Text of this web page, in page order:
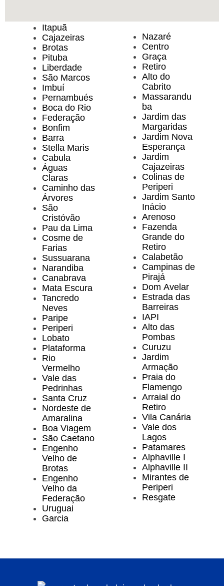
Itapuã
Cajazeiras
Brotas
Pituba
Liberdade
São Marcos
Imbuí
Pernambués
Boca do Rio
Federação
Bonfim
Barra
Stella Maris
Cabula
Águas
Claras
Caminho das
Árvores
São
Cristóvão
Pau da Lima
Cosme de
Farias
Sussuarana
Narandiba
Canabrava
Mata Escura
Tancredo
Neves
Paripe
Periperi
Lobato
Plataforma
Rio
Vermelho
Vale das
Pedrinhas
Santa Cruz
Nordeste de
Amaralina
Boa Viagem
São Caetano
Engenho
Velho de
Brotas
Engenho
Velho da
Federação
Uruguai
Garcia
Nazaré
Centro
Graça
Retiro
Alto do
Cabrito
Massarandu
ba
Jardim das
Margaridas
Jardim Nova
Esperança
Jardim
Cajazeiras
Colinas de
Periperi
Jardim Santo
Inácio
Arenoso
Fazenda
Grande do
Retiro
Calabetão
Campinas de
Pirajá
Dom Avelar
Estrada das
Barreiras
IAPI
Alto das
Pombas
Curuzu
Jardim
Armação
Praia do
Flamengo
Arraial do
Retiro
Vila Canária
Vale dos
Lagos
Patamares
Alphaville I
Alphaville II
Mirantes de
Periperi
Resgate